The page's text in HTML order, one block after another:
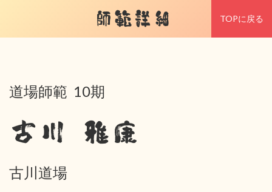
師範詳細 TOPに戻る
道場師範 10期
古川 雅康
古川道場